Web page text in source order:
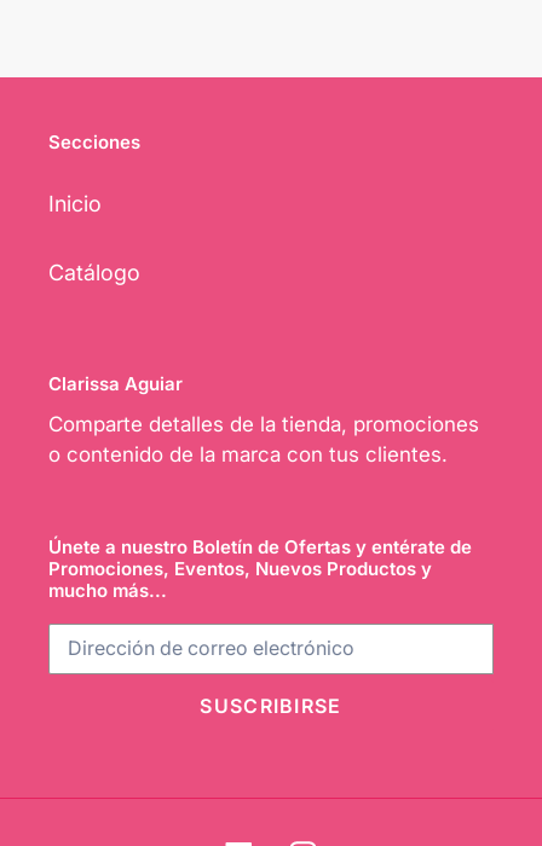
Secciones
Inicio
Catálogo
Clarissa Aguiar
Comparte detalles de la tienda, promociones
o contenido de la marca con tus clientes.
Únete a nuestro Boletín de Ofertas y entérate de
Promociones, Eventos, Nuevos Productos y
mucho más...
SUSCRIBIRSE